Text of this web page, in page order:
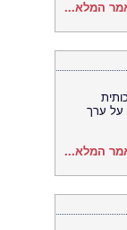
המלא...
על ערך
המלא...